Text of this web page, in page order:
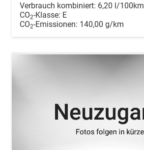
Verbrauch kombiniert: 6,20 l/100km
CO2-Klasse: E
CO2-Emissionen: 140,00 g/km